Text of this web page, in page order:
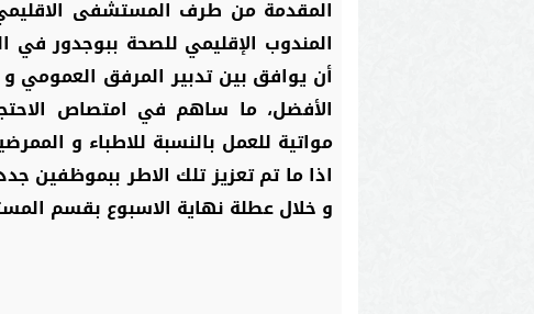
المقدمة من طرف المستشفى الاقليمي
المندوب الإقليمي للصحة ببوجدور في
أن يوافق بين تدبير المرفق العمومي
الأفضل، ما ساهم في امتصاص
مواتية للعمل بالنسبة للاطباء و
اذا ما تم تعزيز تلك الاطر ببموظفين
و خلال عطلة نهاية الاسبوع بقسم